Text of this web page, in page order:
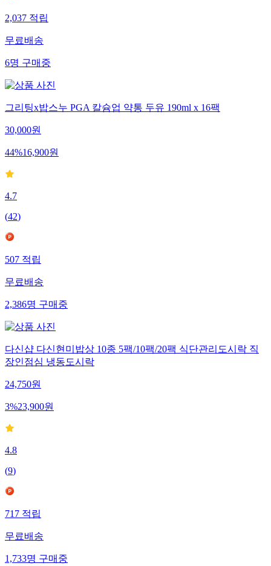
2,037적립
무료배송
6명구매중
그리팅x밥스누 PGA 칼슘업 약통 두유 190ml x 16팩
30,000원
44%16,900원
4.7
(42)
507적립
무료배송
2,386명구매중
다신샵 다신현미밥상 10종 5팩/10팩/20팩 식단관리도시락 직
장인점심 냉동도시락
24,750원
3%23,900원
4.8
(9)
717적립
무료배송
1,733명구매중